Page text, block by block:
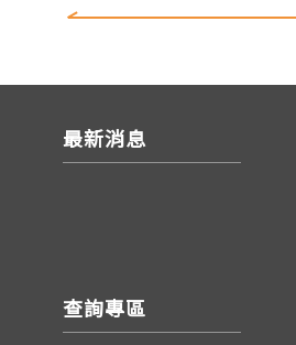
最新消息
查詢專區